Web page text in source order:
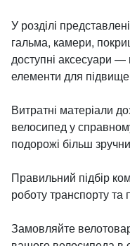
У розділі
гальма, камери,
доступні аксесуари
елементи для
Витратні матеріали
велосипед у
подорожі більш
Правильний підбір
роботу транспорту
Замовляйте